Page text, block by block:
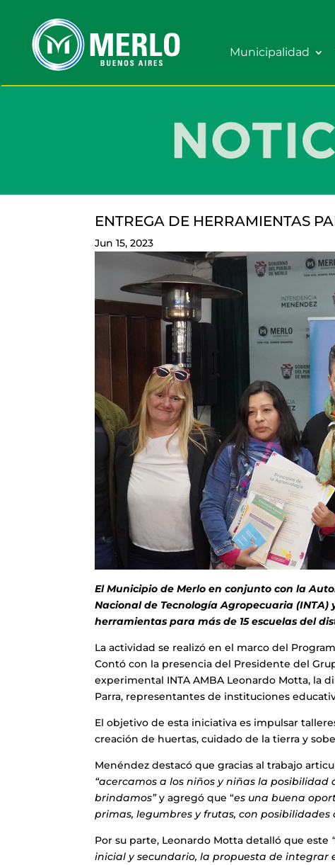
Municipalidad
ENTREGA DE HERRAMIENTAS
Jun 15, 2023
El Municipio de Merlo en conjunto con la
Nacional de Tecnología Agropecuaria
herramientas para más de 15 escuelas del
La actividad se realizó en el marco del
Contó con la presencia del Presidente del
experimental INTA AMBA Leonardo Motta, la
Parra, representantes de instituciones
El objetivo de esta iniciativa es impulsar
creación de huertas, cuidado de la tierra y
Menéndez destacó que gracias al trabajo
“acercamos a los niños y niñas la
brindamos”y agregó que “es una buena
primas, legumbres y frutas, con posibilidades
Por su parte, Leonardo Motta detalló que este
inicial y secundario, la propuesta de integrar